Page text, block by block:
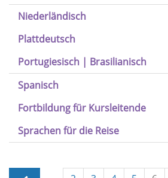
Niederländisch
Plattdeutsch
Portugiesisch | Brasilianisch
Spanisch
Fortbildung für Kursleitende
Sprachen für die Reise